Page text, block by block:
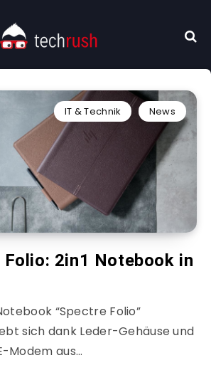
IT & Technik News
Folio: 2in1 Notebook in
“Spectre Folio”
sich dank Leder-Gehäuse und
Modem aus…